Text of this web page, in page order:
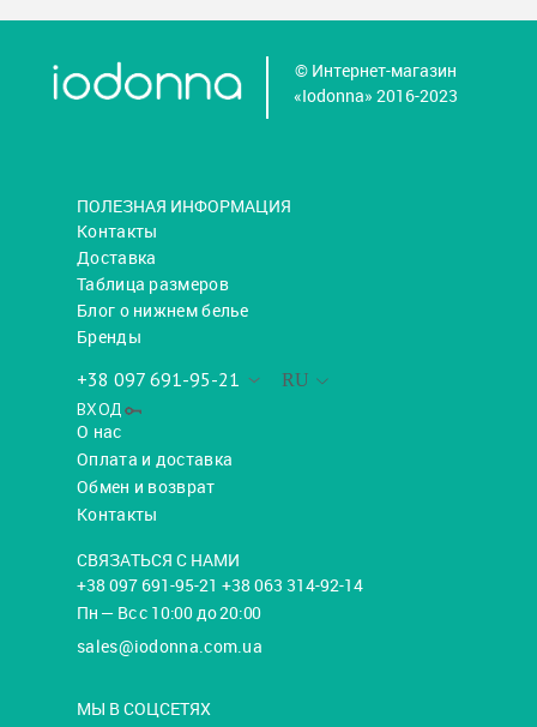
© Интернет-магазин
«Iodonna» 2016-2023
ПОЛЕЗНАЯ ИНФОРМАЦИЯ
Контакты
Доставка
Таблица размеров
Блог о нижнем белье
Бренды
RU
+38 097 691-95-21
ВХОД
О нас
Оплата и доставка
Обмен и возврат
Контакты
СВЯЗАТЬСЯ С НАМИ
+38 097 691-95-21 +38 063 314-92-14
Пн — Вс с 10:00 до 20:00
sales@iodonna.com.ua
МЫ В СОЦСЕТЯХ